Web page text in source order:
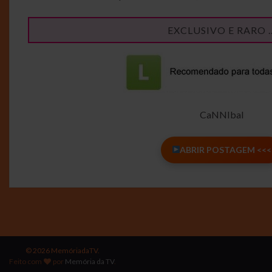
EXCLUSIVO E RARO
CaNNIbal
ABRIR POSTAGEM <<<
© 2026 MemóriadaTV.
Feito com
por Memória da TV.